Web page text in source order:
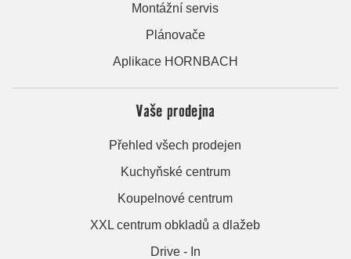
Montážní servis
Plánovače
Aplikace HORNBACH
Vaše prodejna
Přehled všech prodejen
Kuchyňské centrum
Koupelnové centrum
XXL centrum obkladů a dlažeb
Drive - In